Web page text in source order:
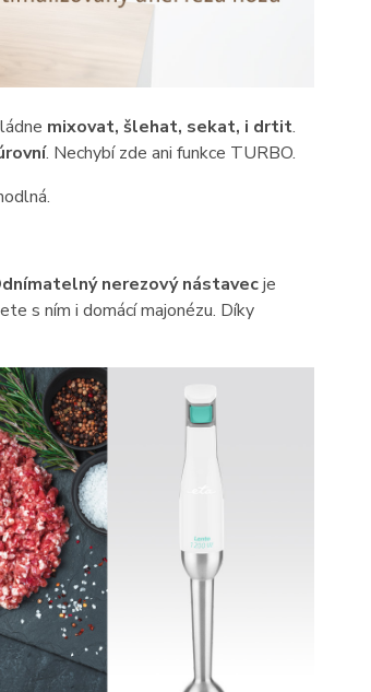
mixovat, šlehat, sekat, i drtit.
. Nechybí zde ani funkce TURBO.
nerezový nástavecje
s ním i domácí majonézu. Díky